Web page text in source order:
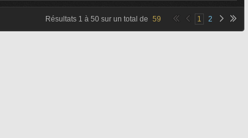
Résultats 1 à 50 sur un total de 59 1 2